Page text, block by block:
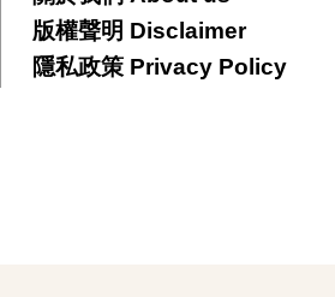
版權聲明 Disclaimer
隱私政策 Privacy Policy